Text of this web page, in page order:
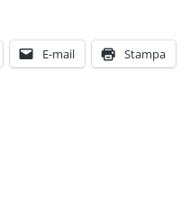
E-mail Stampa